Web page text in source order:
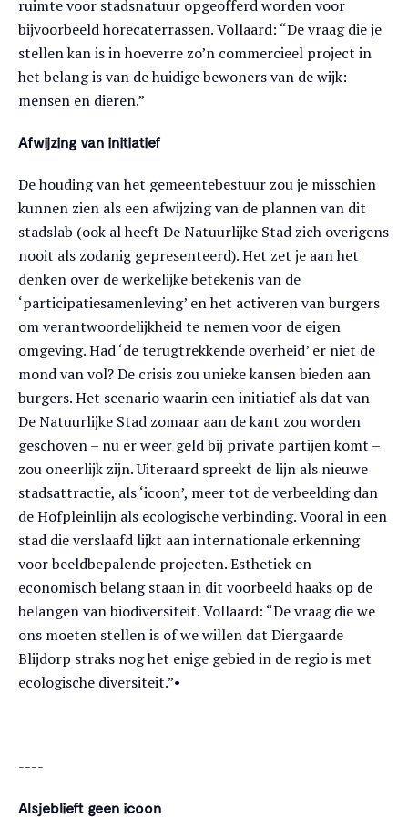
ruimte voor stadsnatuur opgeofferd worden voor
bijvoorbeeld horecaterrassen. Vollaard: “De vraag die je
stellen kan is in hoeverre zo’n commercieel project in
het belang is van de huidige bewoners van de wijk:
mensen en dieren.”
Afwijzing van initiatief
De houding van het gemeentebestuur zou je misschien
kunnen zien als een afwijzing van de plannen van dit
stadslab (ook al heeft De Natuurlijke Stad zich overigens
nooit als zodanig gepresenteerd). Het zet je aan het
denken over de werkelijke betekenis van de
‘participatiesamenleving’ en het activeren van burgers
om verantwoordelijkheid te nemen voor de eigen
omgeving. Had ‘de terugtrekkende overheid’ er niet de
mond van vol? De crisis zou unieke kansen bieden aan
burgers. Het scenario waarin een initiatief als dat van
De Natuurlijke Stad zomaar aan de kant zou worden
geschoven – nu er weer geld bij private partijen komt –
zou oneerlijk zijn. Uiteraard spreekt de lijn als nieuwe
stadsattractie, als ‘icoon’, meer tot de verbeelding dan
de Hofpleinlijn als ecologische verbinding. Vooral in een
stad die verslaafd lijkt aan internationale erkenning
voor beeldbepalende projecten. Esthetiek en
economisch belang staan in dit voorbeeld haaks op de
belangen van biodiversiteit. Vollaard: “De vraag die we
ons moeten stellen is of we willen dat Diergaarde
Blijdorp straks nog het enige gebied in de regio is met
ecologische diversiteit.”•
----
Alsjeblieft geen icoon